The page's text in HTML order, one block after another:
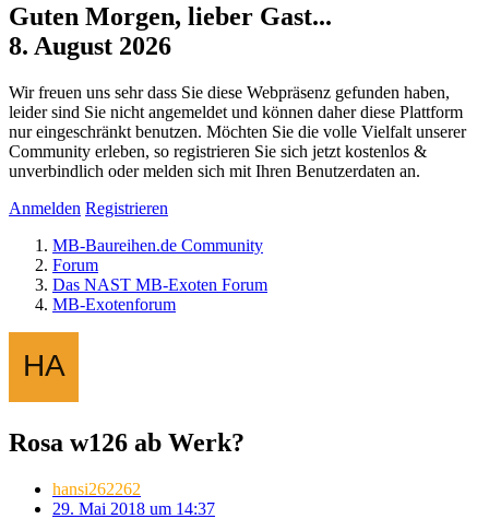
Guten Morgen, lieber Gast...
8. August 2026
Wir freuen uns sehr dass Sie diese Webpräsenz gefunden haben,
leider sind Sie nicht angemeldet und können daher diese Plattform
nur eingeschränkt benutzen. Möchten Sie die volle Vielfalt unserer
Community erleben, so registrieren Sie sich jetzt kostenlos &
unverbindlich oder melden sich mit Ihren Benutzerdaten an.
Anmelden Registrieren
MB-Baureihen.de Community
Forum
Das NAST MB-Exoten Forum
MB-Exotenforum
Rosa w126 ab Werk?
hansi262262
29. Mai 2018 um 14:37